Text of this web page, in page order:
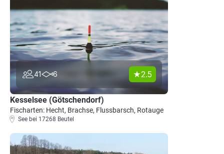
41 6 2.5
Kesselsee (Götschendorf)
Fischarten: Hecht, Brachse, Flussbarsch, Rotauge
See bei 17268 Beutel